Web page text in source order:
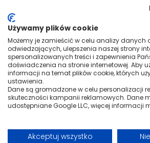
Używamy plików cookie
Możemy je zamieścić w celu analizy danych
odwiedzających, ulepszenia naszej strony
spersonalizowanych treści i zapewnienia
doświadczenia na stronie internetowej. Aby
informacji na temat plików cookie, których
ustawienia.
Dane są gromadzone w celu personalizacji
skuteczności kampanii reklamowych. Dane
udostępniane Google LLC, więcej informacji
Akceptuj wszystko
Not every workspace needs a ceiling-
delivers effective air circulation in a
workshops, stockrooms, back offices, and
space is limited.
The 30 cm blade diameter and three-speed
you need it, while the adjustable tilt angle
whether that's straight ahead, angled down
to set up, easy to adjust on the fly.
Solid metal construction, reliable
The FAN 12" is the no-nonsense ventilation
need to get on with the job.